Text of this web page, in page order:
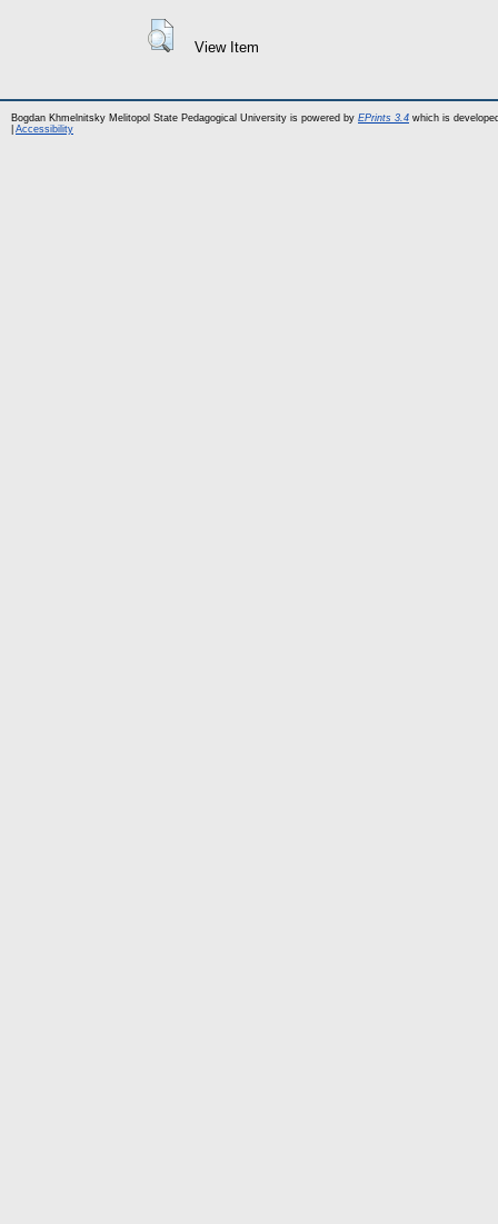
View Item
Bogdan Khmelnitsky Melitopol State Pedagogical University is powered by EPrints 3.4 which is
Accessibility